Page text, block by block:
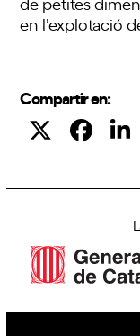
en l’explotació
Compartir en: